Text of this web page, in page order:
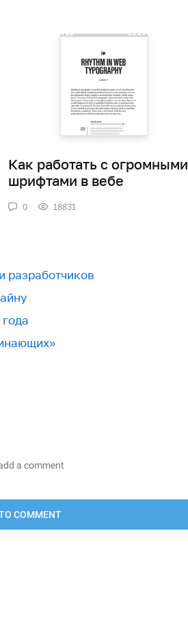
Как работать с огромными
шрифтами в вебе
0 18831
разработчиков